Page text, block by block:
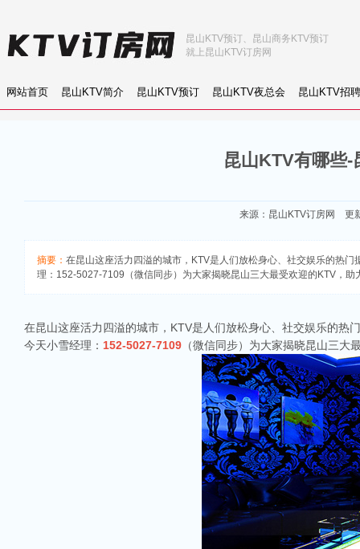
网站首页 昆山KTV简介 昆山KTV预订 昆山KTV夜总会 昆山KTV招聘
昆山KTV预订、昆山商务KTV预订
就上昆山KTV订房网
昆山KTV有哪些-
来源： 昆山KTV订房网 更
摘要： 在昆山这座活力四溢的城市，KTV是人们放松身心、社交娱乐的热
理：152-5027-7109（微信同步）为大家揭晓昆山三大最受欢迎的KTV，助
在昆山这座活力四溢的城市，KTV是人们放松身心、社交娱乐的热
今天小雪经理： 152-5027-7109 （微信同步）为大家揭晓昆山三大